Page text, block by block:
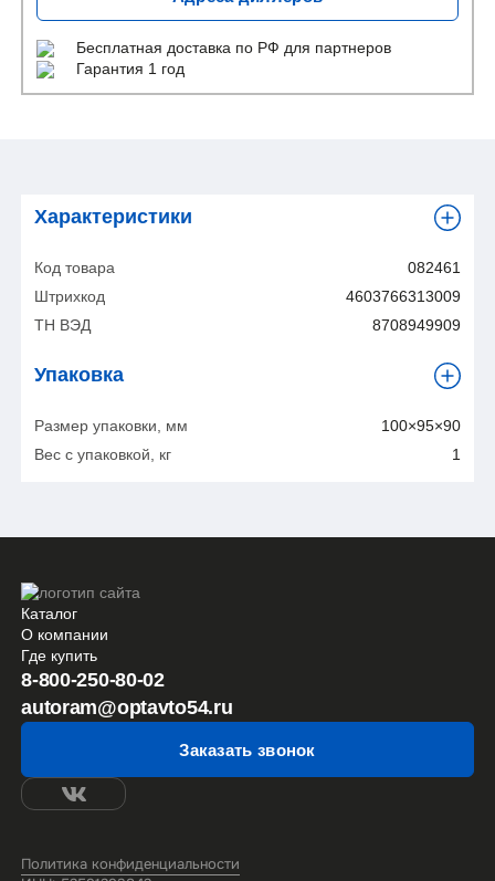
Бесплатная доставка по РФ для партнеров
Гарантия 1 год
Характеристики
Код товара
082461
Штрихкод
4603766313009
ТН ВЭД
8708949909
Упаковка
Размер упаковки, мм
100×95×90
Вес с упаковкой, кг
1
Каталог
О компании
Где купить
8-800-250-80-02
autoram@optavto54.ru
Заказать звонок
Политика конфиденциальности